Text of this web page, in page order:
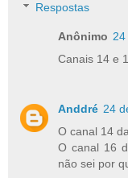
Respostas
Anônimo
Canais 14 e
Anddré 24
O canal 14
O canal 16
não sei por